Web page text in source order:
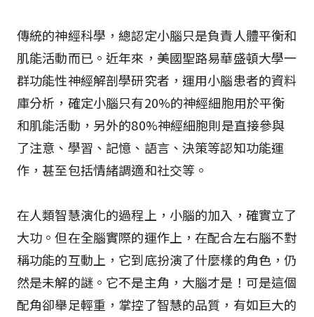
傳統的神經科學，總認定小腦只是負責人體平衡和
肌能活動而已。近年來，美國聖路易華盛頓大學一
群功能性神經解剖學研究者，運用小腦患者的資料
庫分析，確定小腦只有20%的神經細胞用於平衡
和肌能活動，另外的80%神經細胞則是直接參與
了注意、學習、記憶、語言、決策等認知功能運
作，甚至包括情緒調適和社交等。
在人類智慧演化的過程上，小腦的加入，確實立了
大功。但在全腦實際的運作上，在配合左右腦不對
稱功能的互動上，它到底扮演了什麼樣的角色，仍
然是未解的謎。它不是主角，大腦才是！可是這個
配角卻舉足輕重，掌控了智慧的品質，有如巨大的